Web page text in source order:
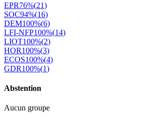
EPR76%(21)
SOC94%(16)
DEM100%(6)
LFI-NFP100%(14)
LIOT100%(2)
HOR100%(3)
ECOS100%(4)
GDR100%(1)
Abstention
Aucun groupe